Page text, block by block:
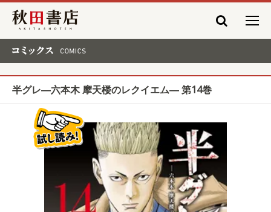
秋田書店
半グレ―六本木 摩天楼のレクイエム― 第14巻